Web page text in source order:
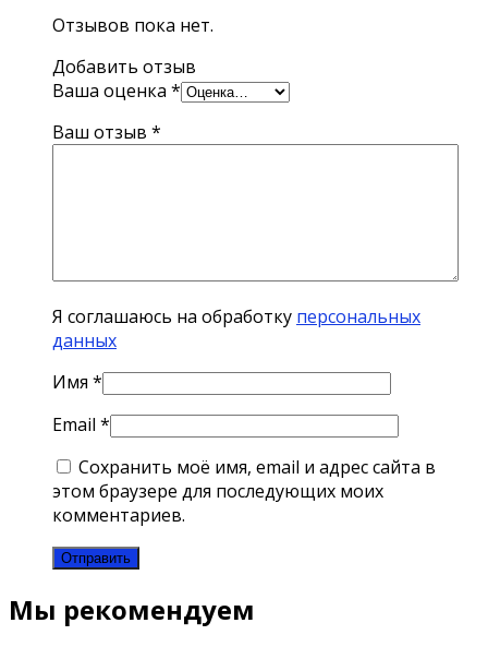
Отзывов пока нет.
Добавить отзыв
Ваша оценка *
Ваш отзыв *
Я соглашаюсь на обработку персональных
данных
Имя *
Email *
Сохранить моё имя, email и адрес сайта в
этом браузере для последующих моих
комментариев.
Мы рекомендуем